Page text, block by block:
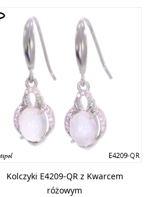
Kolczyki E4209-QR z Kwarcem
różowym